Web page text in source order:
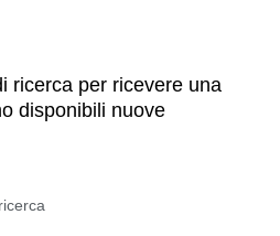
ricerca per ricevere una
disponibili nuove